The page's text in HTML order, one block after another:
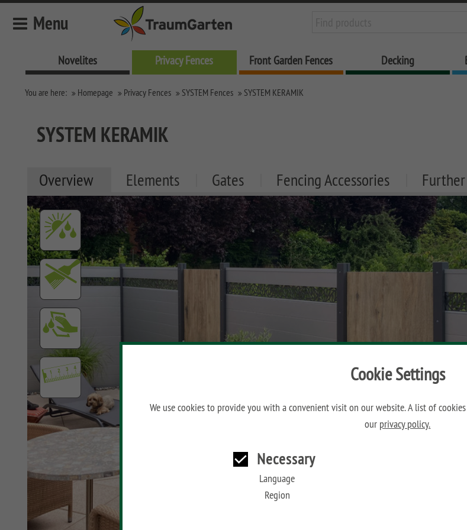
Cookie Settings
We use cookies to provide you with a convenient visit on our website. A list of
our privacy policy.
Necessary
Language
Region
Novelites Privacy Fences Front Garden Fences Decking
Menu
Novelites
SYSTEM Fences
SYSTEM KERAMIK XL
SYSTEM BOARD XL
SYSTEM BOARD
SYSTEM GLAS
SYSTEM ALU XL
SYSTEM ALU PLUS
SYSTEM RHOMBUS
SYSTEM FLOW
SYSTEM NEO WPC
PLATINUM
SYSTEM WPC
PLATINUM XL
SYSTEM WPC
PLATINUM
SYSTEM WPC XL
SYSTEM LICHT
You are here: Homepage Privacy Fences SYSTEM Fences SYSTEM KERAMIK
SYSTEM KERAMIK
Overview Elements Gates Fencing Accessories